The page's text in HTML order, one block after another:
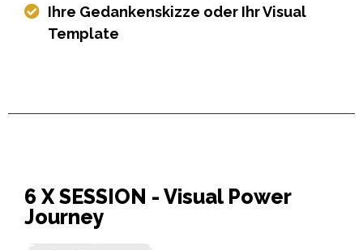
Ihre Gedankenskizze oder Ihr Visual
Template
6 X SESSION - Visual Power
Journey